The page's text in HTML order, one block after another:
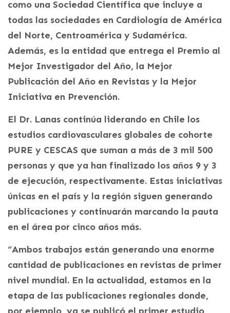
como una Sociedad Científica que incluye a
todas las sociedades en Cardiología de América
del Norte, Centroamérica y Sudamérica.
Además, es la entidad que entrega el Premio al
Mejor Investigador del Año, la Mejor
Publicación del Año en Revistas y la Mejor
Iniciativa en Prevención.
El Dr. Lanas continúa liderando en Chile los
estudios cardiovasculares globales de cohorte
PURE y CESCAS que suman a más de 3 mil 500
personas y que ya han finalizado los años 9 y 3
de ejecución, respectivamente. Estas iniciativas
únicas en el país y la región siguen generando
publicaciones y continuarán marcando la pauta
en el área por cinco años más.
“Ambos trabajos están generando una enorme
cantidad de publicaciones en revistas de primer
nivel mundial. En la actualidad, estamos en la
etapa de las publicaciones regionales donde,